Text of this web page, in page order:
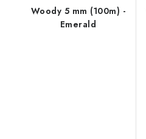
Woody 5 mm (100m) -
Emerald